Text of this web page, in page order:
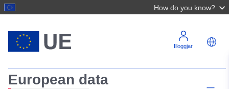
How do you know?
Illoggjar
European data